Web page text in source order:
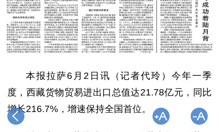
本报拉萨6月2日讯（记者代玲）今年一季
度，西藏货物贸易进出口总值达21.78亿元，同比
增长216.7%，增速保持全国首位。